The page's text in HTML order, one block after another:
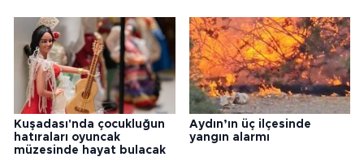
Kuşadası'nda çocukluğun
hatıraları oyuncak
müzesinde hayat bulacak
Aydın’ın üç ilçesinde
yangın alarmı